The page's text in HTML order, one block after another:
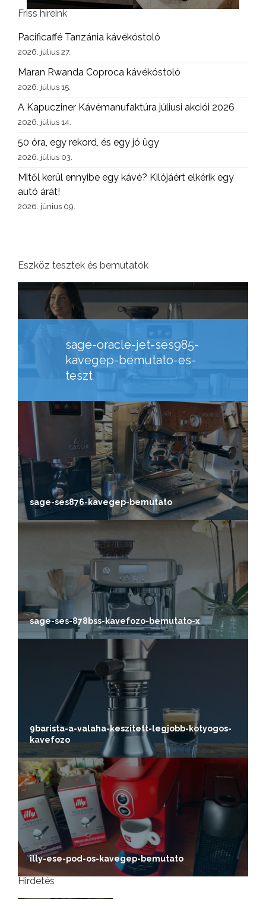
Friss híreink
Pacificaffé Tanzánia kávékóstoló
2026. július 27.
Maran Rwanda Coproca kávékóstoló
2026. július 15.
A Kapucziner Kávémanufaktúra júliusi akciói 2026
2026. július 14.
50 óra, egy rekord, és egy jó ügy
2026. július 03.
Mitől kerül ennyibe egy kávé? Kilójáért elkérik egy
autó árát!
2026. június 09.
Eszköz tesztek és bemutatók
sage-oracle-jet-ses985-
kavegep-bemutato-es-
teszt
sage-ses876-kavegep-bemutato
sage-ses-878bss-kavefozo-bemutato-x
9barista-a-valaha-keszitett-legjobb-kotyogos-
kavefozo
illy-ese-pod-os-kavegep-bemutato
Hirdetés